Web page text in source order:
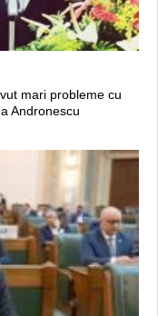
mari probleme cu
Andronescu